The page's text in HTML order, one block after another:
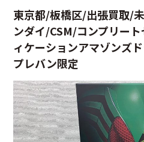
東京都/板橋区/出張買取/
ンダイ/CSM/コンプリー
ィケーションアマゾンズ
プレバン限定